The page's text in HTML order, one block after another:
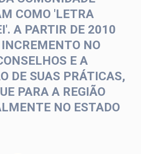
COMO 'LETRA
A PARTIR DE 2010
NO
E A
DE SUAS PRÁTICAS,
PARA A REGIÃO
NO ESTADO